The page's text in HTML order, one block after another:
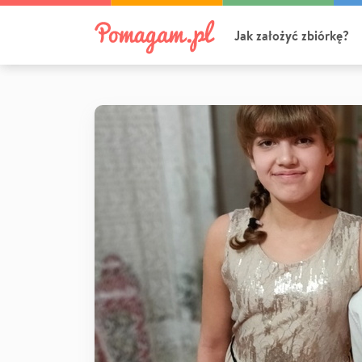
Jak założyć zbiórkę?